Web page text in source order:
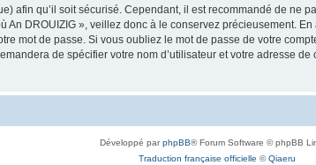
afin qu’il soit sécurisé. Cependant, il est recommandé de ne
An DROUIZIG », veillez donc à le conservez précieusement.
mot de passe. Si vous oubliez le mot de passe de votre
de spécifier votre nom d’utilisateur et votre adresse
Développé parphpBB® Forum Software © phpBB
Traduction française officielle ©Qiaeru